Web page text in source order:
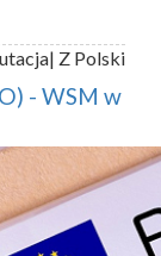
| Z Polski
- WSM w